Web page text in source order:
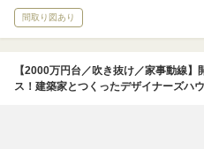
間取り図あり
【2000万円台／吹き抜け／家事動線
ス！建築家とつくったデザイナーズハ